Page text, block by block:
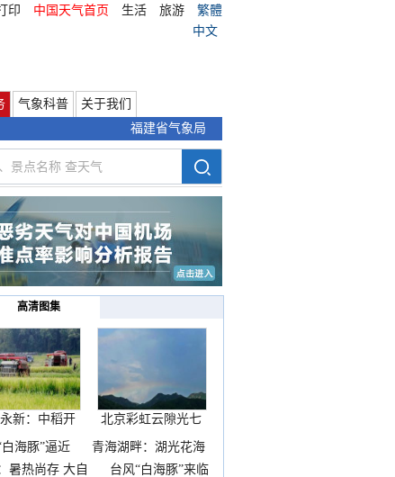
印 中国天气首页 生活 旅游
繁體
中文
气象科普
关于我们
福建省气象局
高清图集
新：中稻开
镰抢
北京彩虹云隙光七
彩云
白海豚”逼近
青海湖畔：湖光花海
暑热尚存 大自
台风“白海豚”来临